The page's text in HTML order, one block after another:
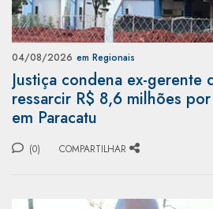
04/08/2026 em Regionais
Justiça condena ex-gerente
ressarcir R$ 8,6 milhões
em Paracatu
(0) COMPARTILHAR